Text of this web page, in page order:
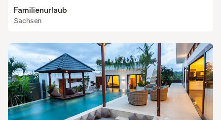
Familienurlaub
Sachsen